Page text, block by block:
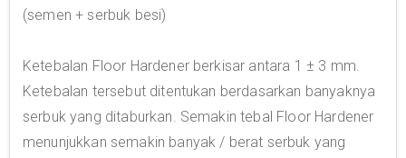
(semen + serbuk besi)
Ketebalan Floor Hardener berkisar antara 1 ± 3 mm.
Ketebalan tersebut ditentukan berdasarkan banyaknya
serbuk yang ditaburkan. Semakin tebal Floor Hardener
menunjukkan semakin banyak / berat serbuk yang